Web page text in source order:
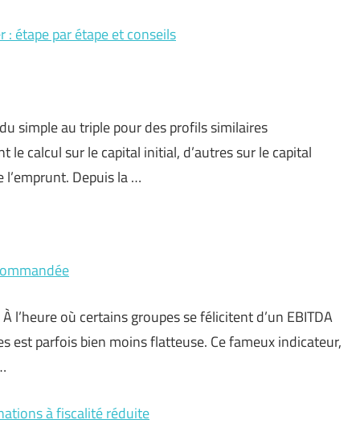
: étape par étape et conseils
simple au triple pour des profils similaires
le calcul sur le capital initial, d’autres sur le capital
Depuis la …
l’heure où certains groupes se félicitent d’un EBITDA
est parfois bien moins flatteuse. Ce fameux indicateur,
à fiscalité réduite